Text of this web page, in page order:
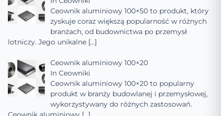
Ceownik aluminiowy 100×50 to produkt, który
zyskuje coraz większą popularność w różnych
branżach, od budownictwa po przemysł
lotniczy. Jego unikalne […]
Ceownik aluminiowy 100×20
In Ceowniki
Ceownik aluminiowy 100×20 to popularny
produkt w branży budowlanej i przemysłowej,
wykorzystywany do różnych zastosowań.